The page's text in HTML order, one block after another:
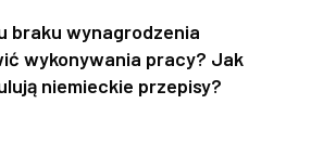
braku wynagrodzenia
wykonywania pracy? Jak
niemieckie przepisy?